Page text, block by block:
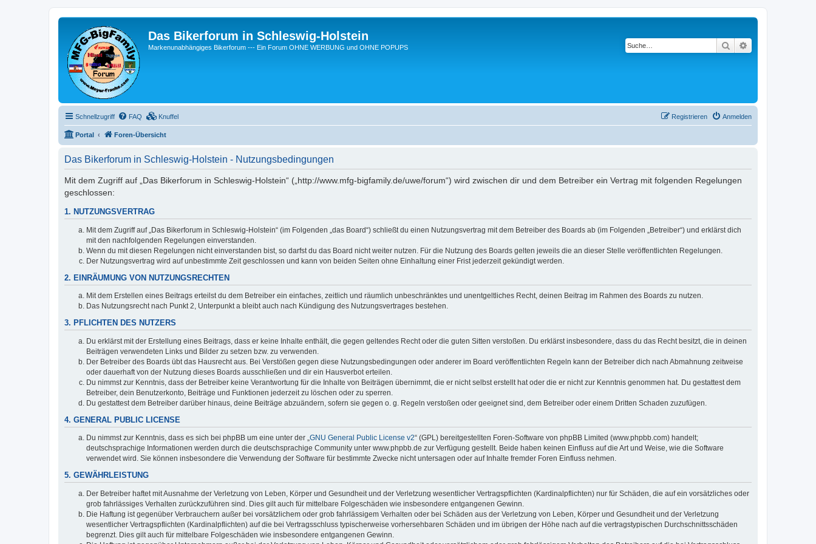
Das Bikerforum in Schleswig-Holstein
Markenunabhängiges Bikerforum --- Ein Forum OHNE WERBUNG und OHNE POPUPS Suche
Schnellzugriff FAQ Knuffel Anmelden
Registrieren
Portal Foren-Übersicht
Das Bikerforum in Schleswig-Holstein - Nutzungsbedingungen
Mit dem Zugriff auf „Das Bikerforum in Schleswig-Holstein“ („http://www.mfg-bigfamily.de/uwe/forum“) wird zwischen dir und dem Betreiber ein Vertrag mit folgenden Regelungen
geschlossen:
1. NUTZUNGSVERTRAG
Mit dem Zugriff auf „Das Bikerforum in Schleswig-Holstein“ (im Folgenden „das Board“) schließt du einen Nutzungsvertrag mit dem Betreiber des Boards ab (im Folgenden „Betreiber“) und erklärst dich
mit den nachfolgenden Regelungen einverstanden.
Wenn du mit diesen Regelungen nicht einverstanden bist, so darfst du das Board nicht weiter nutzen. Für die Nutzung des Boards gelten jeweils die an dieser Stelle veröffentlichten Regelungen.
Der Nutzungsvertrag wird auf unbestimmte Zeit geschlossen und kann von beiden Seiten ohne Einhaltung einer Frist jederzeit gekündigt werden.
2. EINRÄUMUNG VON NUTZUNGSRECHTEN
Mit dem Erstellen eines Beitrags erteilst du dem Betreiber ein einfaches, zeitlich und räumlich unbeschränktes und unentgeltliches Recht, deinen Beitrag im Rahmen des Boards zu nutzen.
Das Nutzungsrecht nach Punkt 2, Unterpunkt a bleibt auch nach Kündigung des Nutzungsvertrages bestehen.
3. PFLICHTEN DES NUTZERS
Du erklärst mit der Erstellung eines Beitrags, dass er keine Inhalte enthält, die gegen geltendes Recht oder die guten Sitten verstoßen. Du erklärst insbesondere, dass du das Recht besitzt, die in deinen
Beiträgen verwendeten Links und Bilder zu setzen bzw. zu verwenden.
Der Betreiber des Boards übt das Hausrecht aus. Bei Verstößen gegen diese Nutzungsbedingungen oder anderer im Board veröffentlichten Regeln kann der Betreiber dich nach Abmahnung zeitweise
oder dauerhaft von der Nutzung dieses Boards ausschließen und dir ein Hausverbot erteilen.
Du nimmst zur Kenntnis, dass der Betreiber keine Verantwortung für die Inhalte von Beiträgen übernimmt, die er nicht selbst erstellt hat oder die er nicht zur Kenntnis genommen hat. Du gestattest dem
Betreiber, dein Benutzerkonto, Beiträge und Funktionen jederzeit zu löschen oder zu sperren.
Du gestattest dem Betreiber darüber hinaus, deine Beiträge abzuändern, sofern sie gegen o. g. Regeln verstoßen oder geeignet sind, dem Betreiber oder einem Dritten Schaden zuzufügen.
4. GENERAL PUBLIC LICENSE
Du nimmst zur Kenntnis, dass es sich bei phpBB um eine unter der „GNU General Public License v2“ (GPL) bereitgestellten Foren-Software von phpBB Limited (www.phpbb.com) handelt;
deutschsprachige Informationen werden durch die deutschsprachige Community unter www.phpbb.de zur Verfügung gestellt. Beide haben keinen Einfluss auf die Art und Weise, wie die Software
verwendet wird. Sie können insbesondere die Verwendung der Software für bestimmte Zwecke nicht untersagen oder auf Inhalte fremder Foren Einfluss nehmen.
5. GEWÄHRLEISTUNG
Der Betreiber haftet mit Ausnahme der Verletzung von Leben, Körper und Gesundheit und der Verletzung wesentlicher Vertragspflichten (Kardinalpflichten) nur für Schäden, die auf ein vorsätzliches oder
grob fahrlässiges Verhalten zurückzuführen sind. Dies gilt auch für mittelbare Folgeschäden wie insbesondere entgangenen Gewinn.
Die Haftung ist gegenüber Verbrauchern außer bei vorsätzlichem oder grob fahrlässigem Verhalten oder bei Schäden aus der Verletzung von Leben, Körper und Gesundheit und der Verletzung
wesentlicher Vertragspflichten (Kardinalpflichten) auf die bei Vertragsschluss typischerweise vorhersehbaren Schäden und im übrigen der Höhe nach auf die vertragstypischen Durchschnittsschäden
begrenzt. Dies gilt auch für mittelbare Folgeschäden wie insbesondere entgangenen Gewinn.